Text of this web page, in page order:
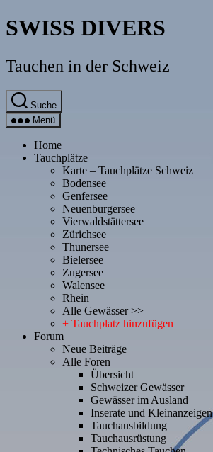
Direkt
zum
wechseln
SWISS DIVERS
Tauchen in der Schweiz
Suche
Menü
Home
Tauchplätze
Karte – Tauchplätze Schweiz
Bodensee
Genfersee
Neuenburgersee
Vierwaldstättersee
Zürichsee
Thunersee
Bielersee
Zugersee
Walensee
Rhein
Alle Gewässer >>
+ Tauchplatz hinzufügen
Forum
Neue Beiträge
Alle Foren
Übersicht
Schweizer Gewässer
Gewässer im Ausland
Inserate und Kleinanzeigen
Tauchausbildung
Tauchausrüstung